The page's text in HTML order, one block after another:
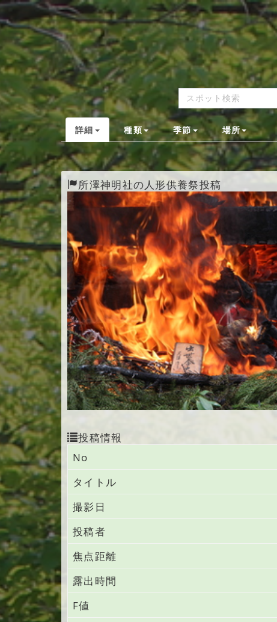
詳細 種類 季節 場所
所澤神明社の人形供養祭投稿
投稿情報
No
タイトル
撮影日
投稿者
焦点距離
露出時間
F値